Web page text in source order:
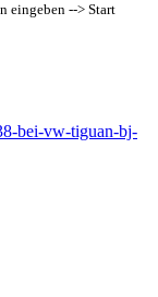
eingeben --> Start
bei-vw-tiguan-bj-